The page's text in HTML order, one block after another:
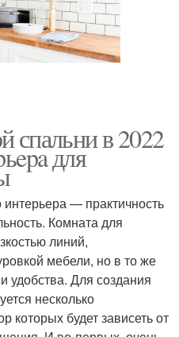
спальни в 2022
для
— практичность
Комната для
линий,
мебели, но в то же
Для создания
несколько
которых будет зависеть от